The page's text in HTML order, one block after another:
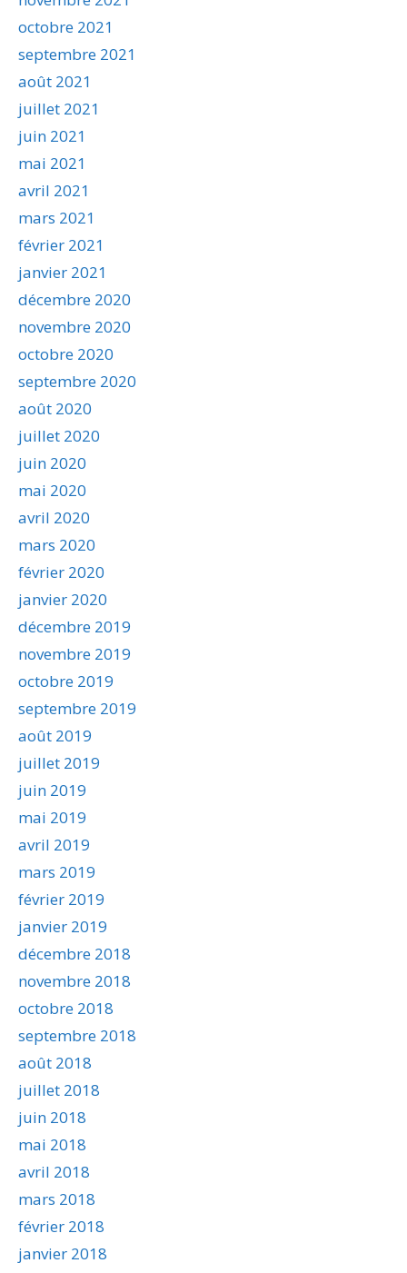
octobre 2021
septembre 2021
août 2021
juillet 2021
juin 2021
mai 2021
avril 2021
mars 2021
février 2021
janvier 2021
décembre 2020
novembre 2020
octobre 2020
septembre 2020
août 2020
juillet 2020
juin 2020
mai 2020
avril 2020
mars 2020
février 2020
janvier 2020
décembre 2019
novembre 2019
octobre 2019
septembre 2019
août 2019
juillet 2019
juin 2019
mai 2019
avril 2019
mars 2019
février 2019
janvier 2019
décembre 2018
novembre 2018
octobre 2018
septembre 2018
août 2018
juillet 2018
juin 2018
mai 2018
avril 2018
mars 2018
février 2018
janvier 2018